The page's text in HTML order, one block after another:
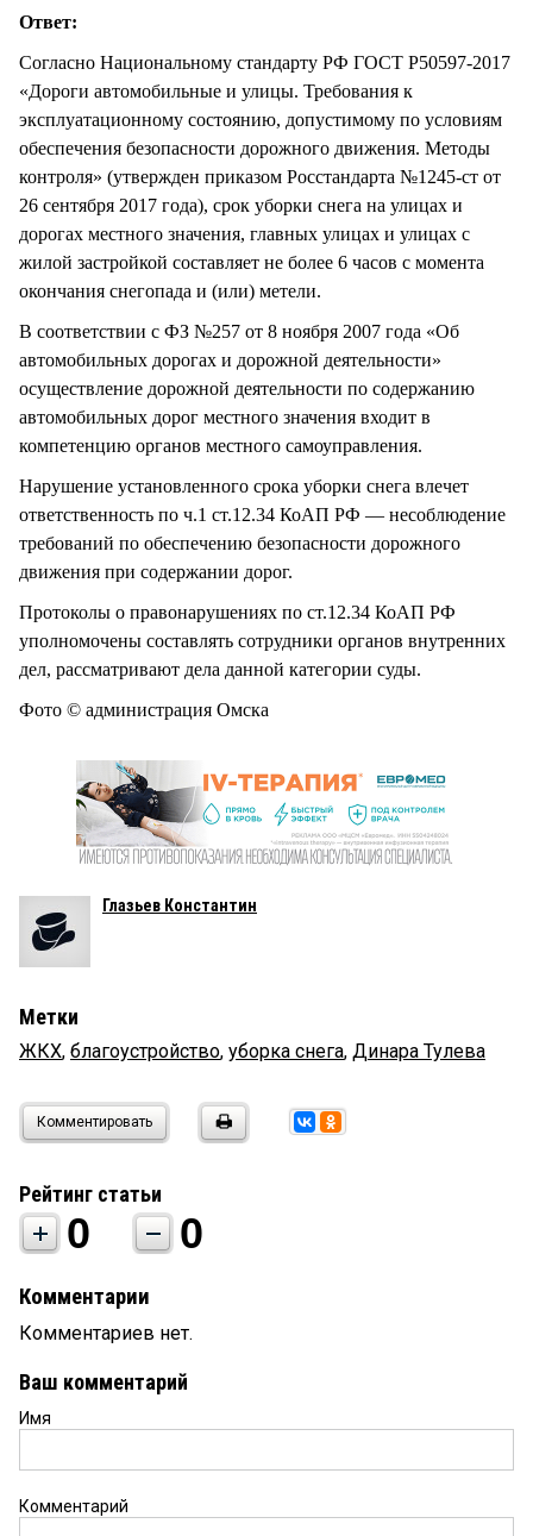
Ответ:
Согласно Национальному стандарту РФ ГОСТ Р50597-2017
«Дороги автомобильные и улицы. Требования к
эксплуатационному состоянию, допустимому по условиям
обеспечения безопасности дорожного движения. Методы
контроля» (утвержден приказом Росстандарта №1245-ст от
26 сентября 2017 года), срок уборки снега на улицах и
дорогах местного значения, главных улицах и улицах с
жилой застройкой составляет не более 6 часов с момента
окончания снегопада и (или) метели.
В соответствии с ФЗ №257 от 8 ноября 2007 года «Об
автомобильных дорогах и дорожной деятельности»
осуществление дорожной деятельности по содержанию
автомобильных дорог местного значения входит в
компетенцию органов местного самоуправления.
Нарушение установленного срока уборки снега влечет
ответственность по ч.1 ст.12.34 КоАП РФ — несоблюдение
требований по обеспечению безопасности дорожного
движения при содержании дорог.
Протоколы о правонарушениях по ст.12.34 КоАП РФ
уполномочены составлять сотрудники органов внутренних
дел, рассматривают дела данной категории суды.
Фото © администрация Омска
Глазьев Константин
Метки
ЖКХ, благоустройство, уборка снега, Динара Тулева
Комментировать
Рейтинг статьи
0 0
Комментарии
Комментариев нет.
Ваш комментарий
Имя
Комментарий